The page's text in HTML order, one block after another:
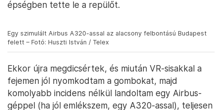
épségben tette le a repülőt.